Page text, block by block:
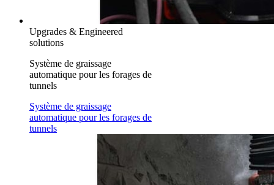
Upgrades & Engineered
solutions
Système de graissage
automatique pour les forages de
tunnels
Système de graissage
automatique pour les forages de
tunnels